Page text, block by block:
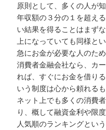
原則として、多くの人が
年収額の３分の１を超え
い結果を得ることはまず
上になっていても同様と
急にお金が必要な人のた
消費者金融会社なら、カ
れば、すぐにお金を借り
いう制度は心から頼れる
ネット上でも多くの消費
り、概して融資金利や限
人気順のランキングとい